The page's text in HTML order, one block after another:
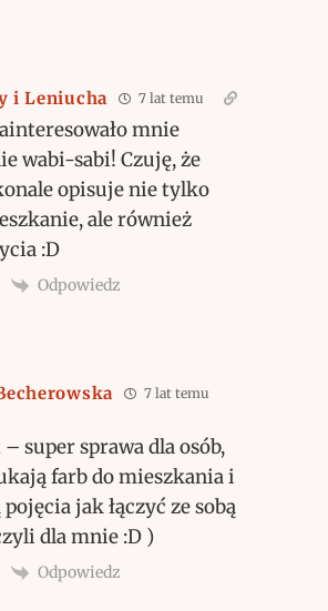
i Leniucha 7 lat temu
mnie
wabi-sabi! Czuję, że
opisuje nie tylko
ale również
:D
Odpowiedz
7 lat temu
super sprawa dla osób,
farb do mieszkania i
jak łączyć ze sobą
dla mnie :D )
Odpowiedz